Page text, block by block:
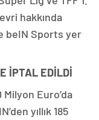
hakkında
beIN Sports yer
İPTAL EDİLDİ
Euro’da
yıllık 185